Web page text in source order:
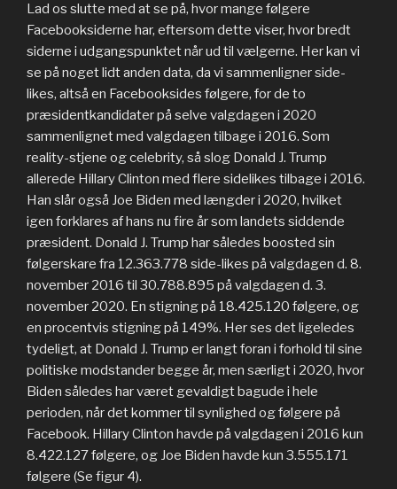
Lad os slutte med at se på, hvor mange følgere
Facebooksiderne har, eftersom dette viser, hvor bredt
siderne i udgangspunktet når ud til vælgerne. Her kan vi
se på noget lidt anden data, da vi sammenligner side-
likes, altså en Facebooksides følgere, for de to
præsidentkandidater på selve valgdagen i 2020
sammenlignet med valgdagen tilbage i 2016. Som
reality-stjene og celebrity, så slog Donald J. Trump
allerede Hillary Clinton med flere sidelikes tilbage i 2016.
Han slår også Joe Biden med længder i 2020, hvilket
igen forklares af hans nu fire år som landets siddende
præsident. Donald J. Trump har således boosted sin
følgerskare fra 12.363.778 side-likes på valgdagen d. 8.
november 2016 til 30.788.895 på valgdagen d. 3.
november 2020. En stigning på 18.425.120 følgere, og
en procentvis stigning på 149%. Her ses det ligeledes
tydeligt, at Donald J. Trump er langt foran i forhold til sine
politiske modstander begge år, men særligt i 2020, hvor
Biden således har været gevaldigt bagude i hele
perioden, når det kommer til synlighed og følgere på
Facebook. Hillary Clinton havde på valgdagen i 2016 kun
8.422.127 følgere, og Joe Biden havde kun 3.555.171
følgere (Se figur 4).